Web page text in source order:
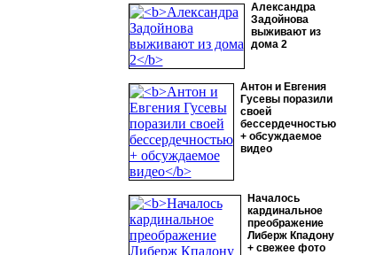
Александра
Задойнова
выживают из
дома 2
Антон и Евгения
Гусевы поразили
своей
бессердечностью
+ обсуждаемое
видео
Началось
кардинальное
преображение
Либерж Кпадону
+ свежее фото